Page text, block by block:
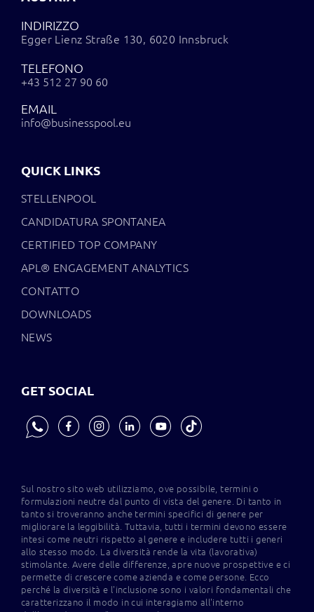
INDIRIZZO
Egger Lienz Straße 130, 6020 Innsbruck
TELEFONO
+43 512 27 90 60
EMAIL
info@businesspool.eu
QUICK LINKS
STELLENPOOL
CANDIDATURA SPONTANEA
CERTIFIED TOP COMPANY
APL® ENGAGEMENT ANALYTICS
CONTATTO
DOWNLOADS
NEWS
GET SOCIAL
Sul nostro sito web utilizziamo, ove possibile, termini o
formulazioni neutre dal punto di vista del genere. Di tanto in
tanto si troveranno anche termini specifici di genere per
migliorare la leggibilità. Tuttavia, tutti i termini devono essere
intesi come neutri rispetto al genere e includere tutti i generi
allo stesso modo. La diversità rende la vita (lavorativa)
stimolante. Avere delle differenze, apre nuove prospettive e ci
permette di crescere come azienda e come persone. Ecco
perché la diversità e l'inclusione sono i valori fondamentali che
caratterizzano il modo in cui interagiamo all'interno